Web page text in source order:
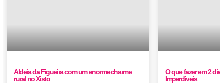
Aldeia da Figueira com um enorme charme
rural no Xisto
O que fazer em 2
Imperdiveis